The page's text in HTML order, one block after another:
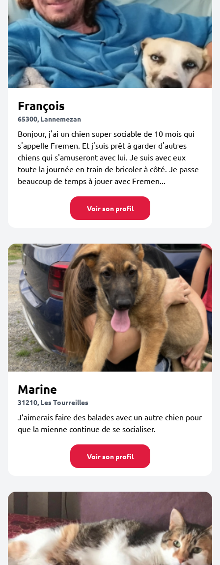
François
65300, Lannemezan
Bonjour, j'ai un chien super sociable de 10 mois qui
s'appelle Fremen. Et j'suis prêt à garder d'autres
chiens qui s'amuseront avec lui. Je suis avec eux
toute la journée en train de bricoler à côté. Je passe
beaucoup de temps à jouer avec Fremen...
Voir son profil
Marine
31210, Les Tourreilles
J’aimerais faire des balades avec un autre chien pour
que la mienne continue de se socialiser.
Voir son profil